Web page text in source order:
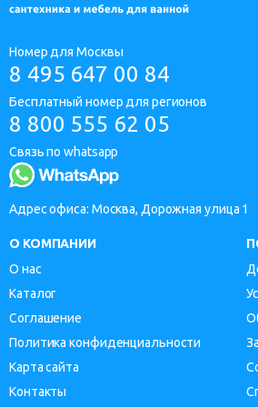
Номер для Москвы
8 495 647 00 84
Бесплатный номер для регионов
8 800 555 62 05
Связь по whatsapp
Адрес офиса: Москва, Дорожная улица 1
О КОМПАНИИ
О нас
Каталог
Соглашение
Политика конфиденциальности
Карта сайта
Контакты